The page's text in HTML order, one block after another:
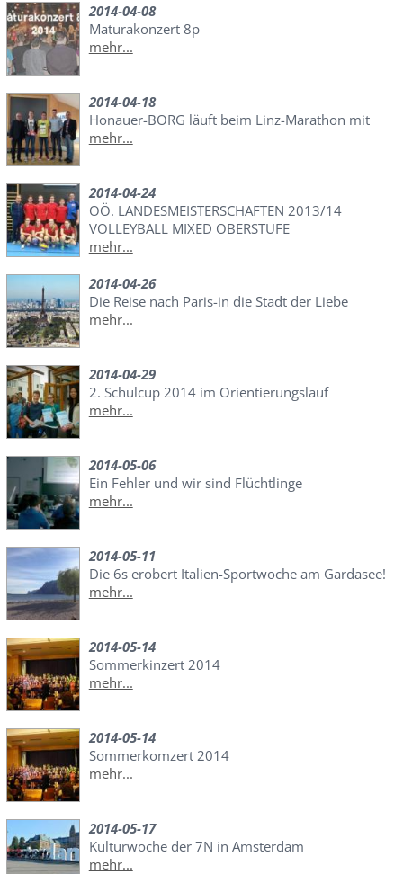
2014-04-08
Maturakonzert 8p
mehr...
2014-04-18
Honauer-BORG läuft beim Linz-Marathon mit
mehr...
2014-04-24
OÖ. LANDESMEISTERSCHAFTEN 2013/14
VOLLEYBALL MIXED OBERSTUFE
mehr...
2014-04-26
Die Reise nach Paris-in die Stadt der Liebe
mehr...
2014-04-29
2. Schulcup 2014 im Orientierungslauf
mehr...
2014-05-06
Ein Fehler und wir sind Flüchtlinge
mehr...
2014-05-11
Die 6s erobert Italien-Sportwoche am Gardasee!
mehr...
2014-05-14
Sommerkinzert 2014
mehr...
2014-05-14
Sommerkomzert 2014
mehr...
2014-05-17
Kulturwoche der 7N in Amsterdam
mehr...